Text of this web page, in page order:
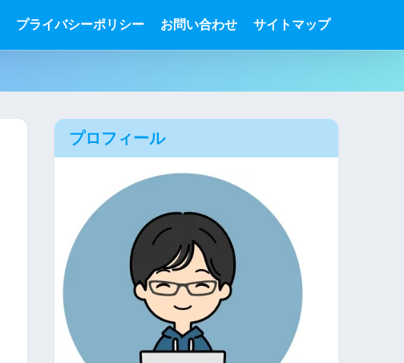
プライバシーポリシー お問い合わせ サイトマップ
プロフィール